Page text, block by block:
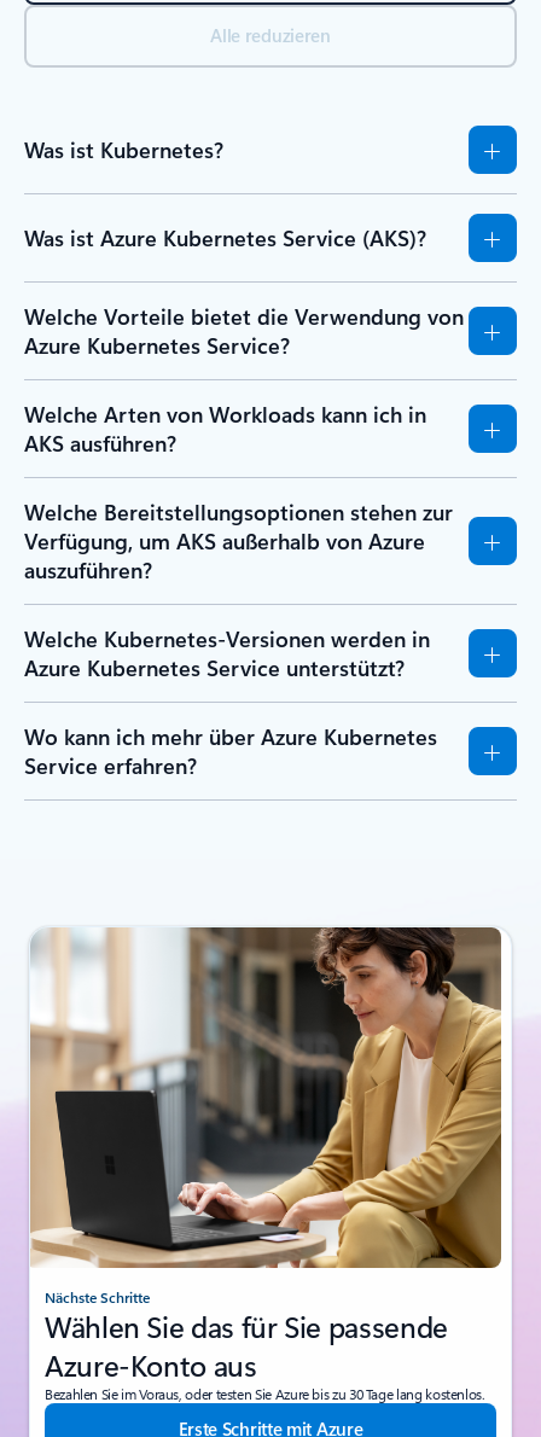
Alle reduzieren
Was ist Kubernetes?
Was ist Azure Kubernetes Service (AKS)?
Welche Vorteile bietet die Verwendung von
Azure Kubernetes Service?
Welche Arten von Workloads kann ich in
AKS ausführen?
Welche Bereitstellungsoptionen stehen zur
Verfügung, um AKS außerhalb von Azure
auszuführen?
Welche Kubernetes-Versionen werden in
Azure Kubernetes Service unterstützt?
Wo kann ich mehr über Azure Kubernetes
Service erfahren?
Nächste Schritte
Wählen Sie das für Sie passende
Azure-Konto aus
Bezahlen Sie im Voraus, oder testen Sie Azure bis zu 30 Tage lang kostenlos.
Erste Schritte mit Azure